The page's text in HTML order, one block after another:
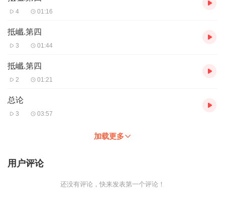
4 01:16
抵巇.第四
3 01:44
抵巇.第四
2 01:21
总论
3 03:57
加载更多
用户评论
还没有评论，快来发表第一个评论！